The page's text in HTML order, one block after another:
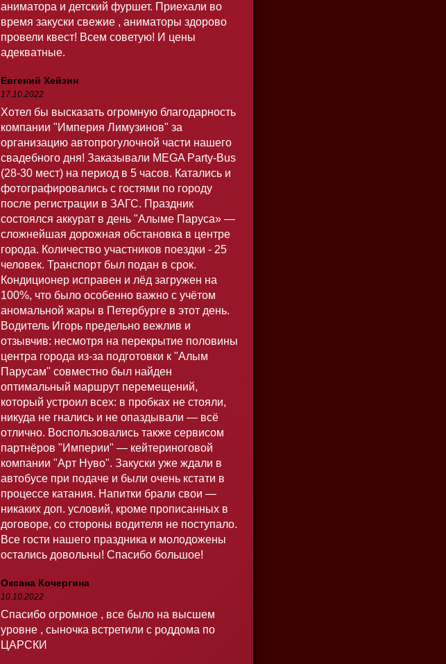
аниматора и детский фуршет. Приехали во
время закуски свежие , аниматоры здорово
провели квест! Всем советую! И цены
адекватные.
Евгений Хейзин
17.10.2022
Хотел бы высказать огромную благодарность
компании "Империя Лимузинов" за
организацию автопрогулочной части нашего
свадебного дня! Заказывали MEGA Party-Bus
(28-30 мест) на период в 5 часов. Катались и
фотографировались с гостями по городу
после регистрации в ЗАГС. Праздник
состоялся аккурат в день "Алыме Паруса» —
сложнейшая дорожная обстановка в центре
города. Количество участников поездки - 25
человек. Транспорт был подан в срок.
Кондиционер исправен и лёд загружен на
100%, что было особенно важно с учётом
аномальной жары в Петербурге в этот день.
Водитель Игорь предельно вежлив и
отзывчив: несмотря на перекрытие половины
центра города из-за подготовки к "Алым
Парусам" совместно был найден
оптимальный маршрут перемещений,
который устроил всех: в пробках не стояли,
никуда не гнались и не опаздывали — всё
отлично. Воспользовались также сервисом
партнёров "Империи" — кейтериноговой
компании "Арт Нуво". Закуски уже ждали в
автобусе при подаче и были очень кстати в
процессе катания. Напитки брали свои —
никаких доп. условий, кроме прописанных в
договоре, со стороны водителя не поступало.
Все гости нашего праздника и молодожены
остались довольны! Спасибо большое!
Оксана Кочергина
10.10.2022
Спасибо огромное , все было на высшем
уровне , сыночка встретили с роддома по
ЦАРСКИ